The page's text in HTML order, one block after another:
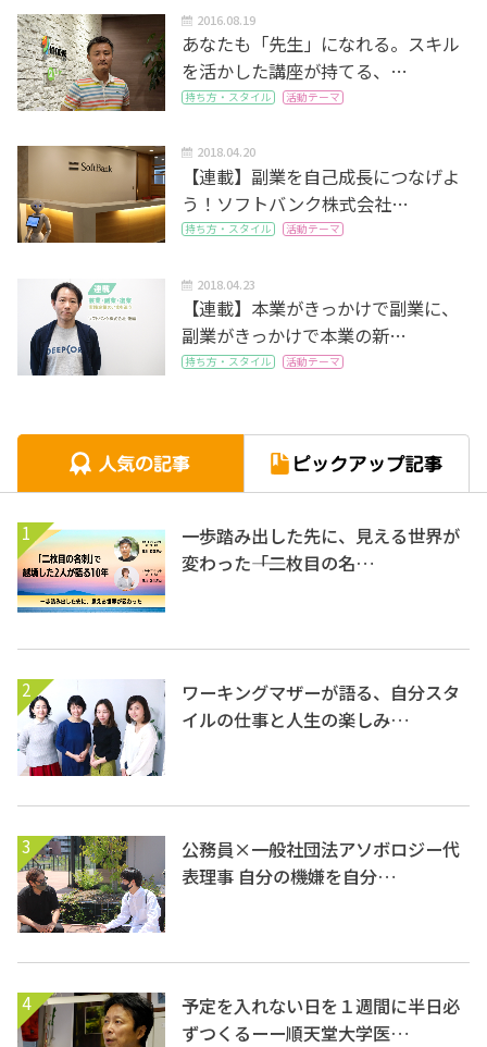
2016.08.19
あなたも「先生」になれる。スキル
を活かした講座が持てる、…
持ち方・スタイル 活動テーマ
2018.04.20
【連載】副業を自己成長につなげよ
う！ソフトバンク株式会社…
持ち方・スタイル 活動テーマ
2018.04.23
【連載】本業がきっかけで副業に、
副業がきっかけで本業の新…
持ち方・スタイル 活動テーマ
1
一歩踏み出した先に、見える世界が
変わった――「二枚目の名…
2
ワーキングマザーが語る、自分スタ
イルの仕事と人生の楽しみ…
3
公務員×一般社団法アソボロジー代
表理事 自分の機嫌を自分…
4
予定を入れない日を１週間に半日必
ずつくるーー順天堂大学医…